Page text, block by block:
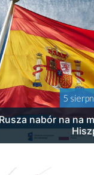
5
nabór na na